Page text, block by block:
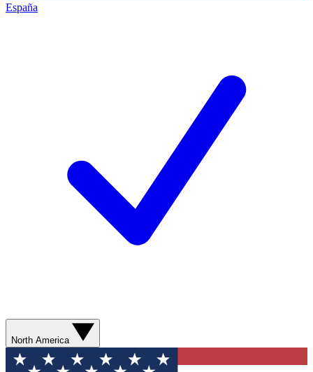
España
North America